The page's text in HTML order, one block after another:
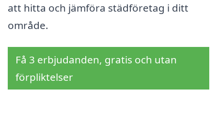
att hitta och jämföra städföretag i ditt
område.
Få 3 erbjudanden, gratis och utan
förpliktelser